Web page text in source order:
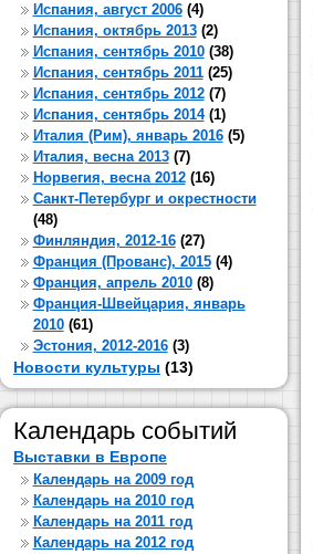
Испания, август 2006(4)
Испания, октябрь 2013(2)
Испания, сентябрь 2010(38)
Испания, сентябрь 2011(25)
Испания, сентябрь 2012(7)
Испания, сентябрь 2014(1)
Италия (Рим), январь 2016(5)
Италия, весна 2013(7)
Норвегия, весна 2012(16)
Санкт-Петербург и окрестности
(48)
Финляндия, 2012-16(27)
Франция (Прованс), 2015(4)
Франция, апрель 2010(8)
Франция-Швейцария, январь
2010(61)
Эстония, 2012-2016(3)
Новости культуры (13)
Календарь событий
Выставки в Европе
Календарь на 2009 год
Календарь на 2010 год
Календарь на 2011 год
Календарь на 2012 год